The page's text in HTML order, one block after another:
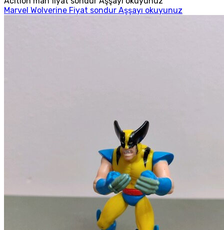
Marvel Wolverine Fiyat sondur Aşşayı okuyunuz